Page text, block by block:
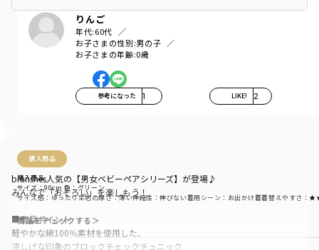
りんご
年代:60代
お子さまの性別:男の子
お子さまの年齢:0歳
参考になった 1 LIKE! 2
購入商品
購入商品
サイズ感 ：ゆったり生地の厚さ：薄い伸縮性 ：伸びない着用シーン ：お出かけ着着替えやすさ ：
サイズ：90cm 色：グリーン
商品をチェックする＞
branshes人気の【男女ベビーペアシリーズ】が登場♪
みんなで「おそろい」を楽しもう！
■商品ポイント
軽やかな綿100％素材を使用した、
涼しげな印象のブロックチェックチュニック